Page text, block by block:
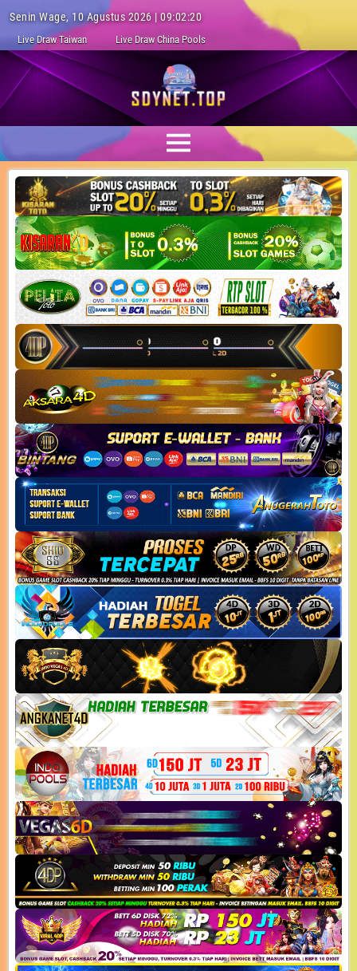
Senin Wage, 10 Agustus 2026 | 09:02:21
Live Draw Taiwan Live Draw China Pools